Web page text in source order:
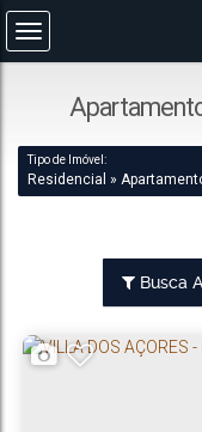
Tipo de Imóvel:
Residencial »
Busca